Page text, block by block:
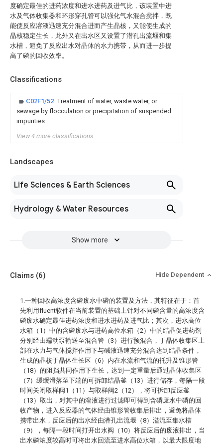
度确定最佳的进药浓度和进水进药及进气比，该装置中进
水及气体收集器和环形穿孔管可以强化气水混合搅拌，既
能使反应溶液迅速充分混合进而产生晶核，又能使生成的
晶核稳定生长，此外又在出水区又设置了潜孔出流堰和集
水槽，避免了反应出水对晶体的水力携带，从而进一步提
高了磷的回收效率。
Classifications
C02F1/52 Treatment of water, waste water, or
sewage by flocculation or precipitation of suspended
impurities
View 4 more classifications
Landscapes
Life Sciences & Earth Sciences
Hydrology & Water Resources
Show more
Claims (6) Hide Dependent
1.一种回收高浓度含磷废水中磷的装置及方法，其特征在于：首
先利用fluent软件在当前装置的基础上针对不同磷含量的高浓度含
磷废水确定最佳进药浓度和进水进药及进气比；其次，进水高位
水箱（1）中的含磷废水与进药高位水箱（2）中的结晶促进药剂
分别经由蠕动泵输送至混合管（3）进行预混合，于晶体收集区上
部在水力与气体搅拌作用下与碱液迅速充分混合达到结晶条件，
生成的晶核于晶体生长区（6）内在水流和气流的托升及锥形管
（18）的阻挡共同作用下生长，达到一定重量后通过晶体收集区
（7）缓缓滑落至下端的可拆卸结晶釜（13）进行储存，每隔一段
时间关闭取样阀1（11）与取样阀2（12），将可拆卸反应釜
（13）取出，对其中的溶液进行过滤即可得到含磷废水中磷的回
收产物，进入反应器的气体经由锥形管收集后排出，避免将晶体
携带出水，反应后的出水经由潜孔出流堰（8）溢流至集水槽
（9），每隔一段时间打开出水阀（10）将反应后的废液排出，当
出水磷浓度较高时可将出水回流至进水高位水箱，以最大限度地